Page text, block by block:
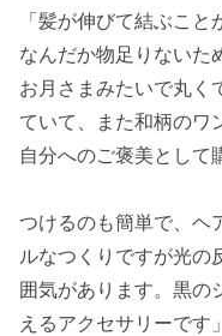
「髪が伸びて結ぶこと
なんだか物足りないた
お月さまみたいで丸く
ていて、また和柄のワ
自分へのご褒美として
つけるのも簡単で、ヘ
ルなつくりですが光の
囲気があります。黒の
えるアクセサリーです」